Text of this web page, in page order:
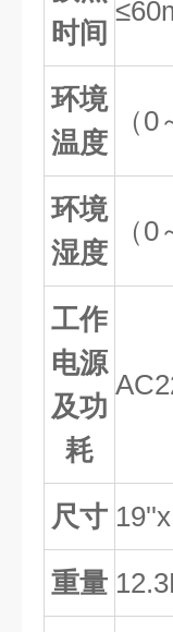
时间
≤6
环境
温度
（
环境
湿度
（
工作
电源
及功
耗
尺寸 19''x
重量 12.3